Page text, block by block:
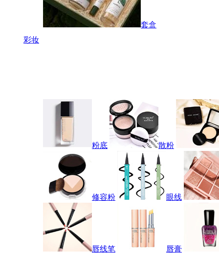
套盒
彩妆
粉底 散粉
修容粉 眼线
唇线笔 唇膏